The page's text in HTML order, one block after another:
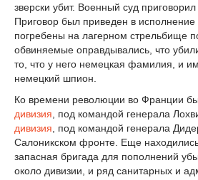
зверски убит. Военный суд приговорил
Приговор был приведен в
погребены на лагерном стрельбище
обвиняемые оправдывались, что
то, что у него немецкая фамилия, и
немецкий шпион.
Ко времени революции во Франции
дивизия , под командой генерала
дивизия , под командой генерала
Салоникском фронте. Еще
запасная бригада для пополнений
около дивизии, и ряд санитарных и